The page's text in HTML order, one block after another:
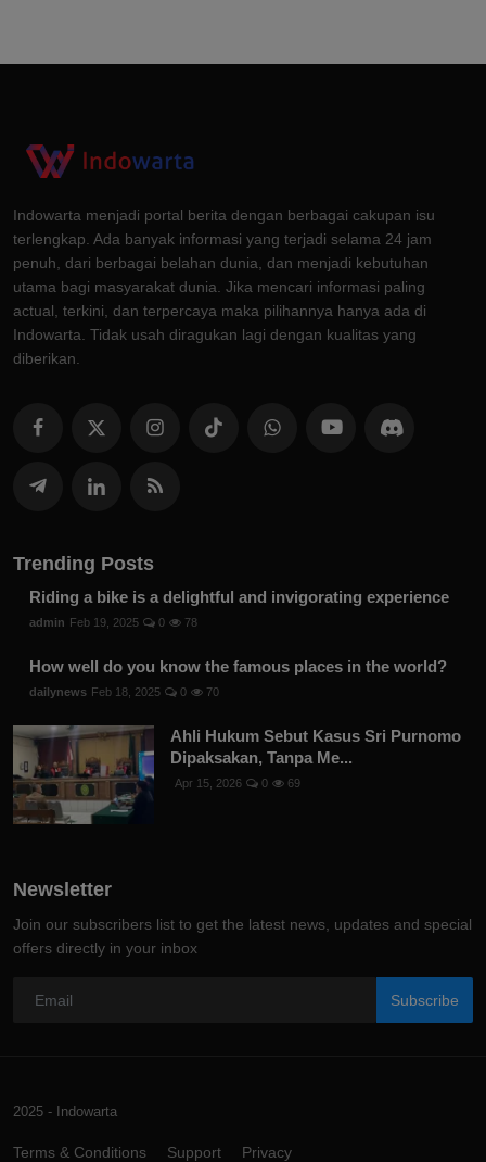
Indowarta menjadi portal berita dengan berbagai cakupan isu
terlengkap. Ada banyak informasi yang terjadi selama 24 jam
penuh, dari berbagai belahan dunia, dan menjadi kebutuhan
utama bagi masyarakat dunia. Jika mencari informasi paling
actual, terkini, dan terpercaya maka pilihannya hanya ada di
Indowarta. Tidak usah diragukan lagi dengan kualitas yang
diberikan.
Trending Posts
Riding a bike is a delightful and invigorating experience
admin Feb 19, 2025 0 78
How well do you know the famous places in the world?
dailynews Feb 18, 2025 0 70
Ahli Hukum Sebut Kasus Sri Purnomo
Dipaksakan, Tanpa Me...
Apr 15, 2026 0 69
Newsletter
Join our subscribers list to get the latest news, updates and special
offers directly in your inbox
Subscribe
2025 - Indowarta
Terms & Conditions Support Privacy